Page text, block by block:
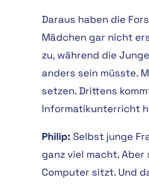
Daraus haben die
Mädchen gar nicht
zu, während die
anders sein müsste.
setzen. Drittens
Informatikunterricht
Philip: Selbst junge
ganz viel macht.
Computer sitzt. Und